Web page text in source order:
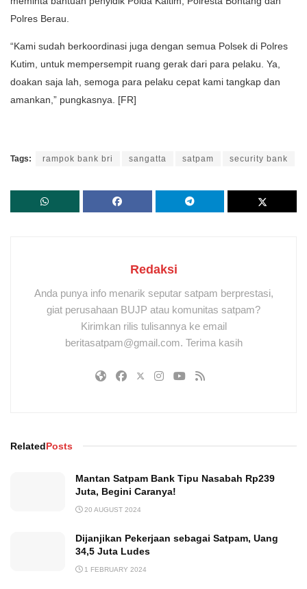
Polres Berau.
“Kami sudah berkoordinasi juga dengan semua Polsek di Polres
Kutim, untuk mempersempit ruang gerak dari para pelaku. Ya,
doakan saja lah, semoga para pelaku cepat kami tangkap dan
amankan,” pungkasnya. [FR]
Tags: rampok bank bri sangatta satpam security bank
Redaksi
Anda punya info menarik seputar satpam berprestasi,
giat perusahaan BUJP atau komunitas satpam?
Kirimkan rilis tulisannya ke email
beritasatpam@gmail.com. Terima kasih
RelatedPosts
Mantan Satpam Bank Tipu Nasabah Rp239
Juta, Begini Caranya!
20 AUGUST 2024
Dijanjikan Pekerjaan sebagai Satpam, Uang
34,5 Juta Ludes
1 FEBRUARY 2024